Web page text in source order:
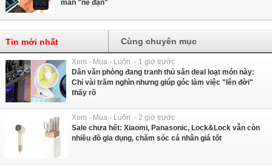
mắn "né đạn"
Tin mới nhất Cùng chuyên mục
Xem - Mua - Luôn - 1 giờ trước
Dân văn phòng đang tranh thủ săn deal loạt món này:
Chỉ vài trăm nghìn nhưng giúp góc làm việc "lên đời"
thấy rõ
Xem - Mua - Luôn - 2 giờ trước
Sale chưa hết: Xiaomi, Panasonic, Lock&Lock vẫn còn
nhiều đồ gia dụng, chăm sóc cá nhân giá tốt